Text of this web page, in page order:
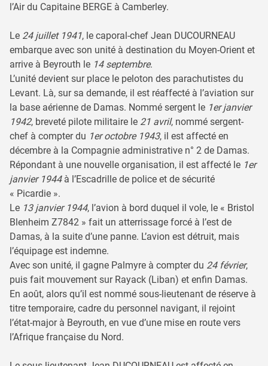
l’Air du Capitaine BERGE à Camberley.
Le 24 juillet 1941, le caporal-chef Jean DUCOURNEAU
embarque avec son unité à destination du Moyen-Orient et
arrive à Beyrouth le 14 septembre.
L’unité devient sur place le peloton des parachutistes du
Levant. Là, sur sa demande, il est réaffecté à l’aviation sur
la base aérienne de Damas. Nommé sergent le 1er janvier
1942, breveté pilote militaire le 21 avril, nommé sergent-
chef à compter du 1er octobre 1943, il est affecté en
décembre à la Compagnie administrative n° 2 de Damas.
Répondant à une nouvelle organisation, il est affecté le 1er
janvier 1944à l’Escadrille de police et de sécurité
« Picardie ».
Le 13 janvier 1944, l’avion à bord duquel il vole, le « Bristol
Blenheim Z7842 » fait un atterrissage forcé à l’est de
Damas, à la suite d’une panne. L’avion est détruit, mais
l’équipage est indemne.
Avec son unité, il gagne Palmyre à compter du 24 février,
puis fait mouvement sur Rayack (Liban) et enfin Damas.
En août, alors qu’il est nommé sous-lieutenant de réserve à
titre temporaire, cadre du personnel navigant, il rejoint
l’état-major à Beyrouth, en vue d’une mise en route vers
l’Afrique française du Nord.